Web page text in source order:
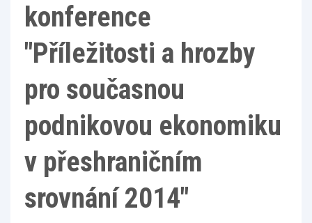
konference
"Příležitosti a hrozby
pro současnou
podnikovou ekonomiku
v přeshraničním
srovnání 2014"